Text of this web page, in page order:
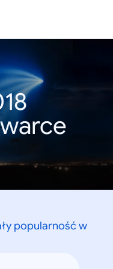
popularność w